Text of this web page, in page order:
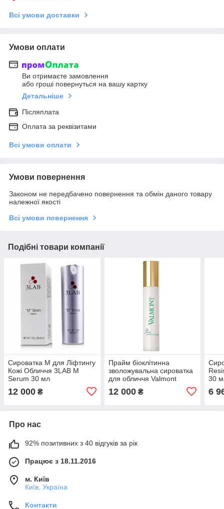
Всі умови доставки
Умови оплати
Ви отримаєте замовлення
або гроші повернуться на вашу картку
Детальніше
Післяплата
Оплата за реквізитами
Всі умови оплати
Умови повернення
Законом не передбачено повернення та обмін даного товару
належної якості
Всі умови повернення
Подібні товари компанії
Сироватка M для Ліфтингу
Кожі Обличчя 3LAB M
Serum 30 мл
12 000 ₴
Прайм біоклітинна
зволожувальна сироватка
для обличчя Valmont
12 000₴
30
6
Про нас
92% позитивних з 40 відгуків за рік
Працює з 18.11.2016
м. Київ
Київ, Україна
Контакти